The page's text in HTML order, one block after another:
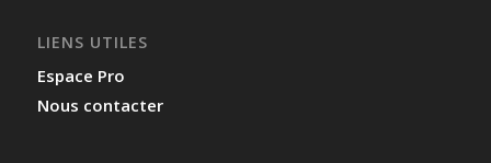
LIENS UTILES
Espace Pro
Nous contacter